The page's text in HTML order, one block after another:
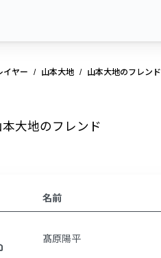
イヤー 山本大地 山本大地のフレンド
本大地のフレンド
名前
髙原陽平